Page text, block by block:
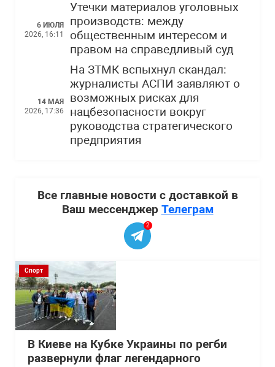
6 ИЮЛЯ
2026, 16:11
Утечки материалов уголовных
производств: между
общественным интересом и
правом на справедливый суд
14 МАЯ
2026, 17:36
На ЗТМК вспыхнул скандал:
журналисты АСПИ заявляют о
возможных рисках для
нацбезопасности вокруг
руководства стратегического
предприятия
Все главные новости с доставкой в
Ваш мессенджер Телеграм
2
Спорт
В Киеве на Кубке Украины по регби
развернули флаг легендарного